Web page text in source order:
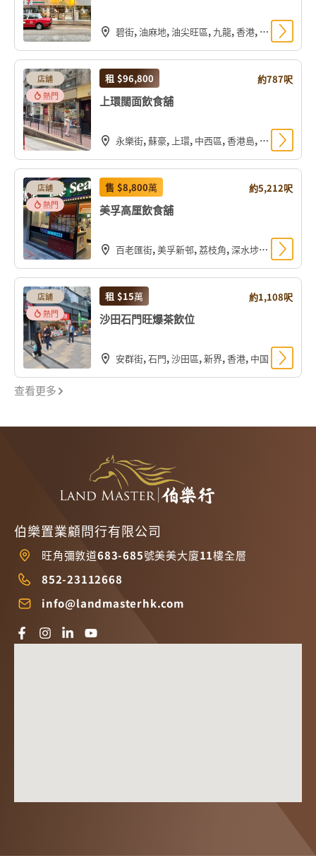
查看更多
碧街, 油麻地, 油尖旺區, 九龍, 香港, 中国
店舖
熱門
租 $96,800 約787呎
上環闊面飲食舖
永樂街, 蘇豪, 上環, 中西區, 香港島, 香港, 中国
店舖
熱門
售 $8,800萬 約5,212呎
美孚高厘飲食舖
百老匯街, 美孚新邨, 荔枝角, 深水埗區, 九龍, 香港, 中国
店舖
熱門
租 $15萬 約1,108呎
沙田石門旺爆茶飲位
安群街, 石門, 沙田區, 新界, 香港, 中国
伯樂置業顧問行有限公司
旺角彌敦道683-685號美美大廈11樓全層
852-23112668
info@landmasterhk.com